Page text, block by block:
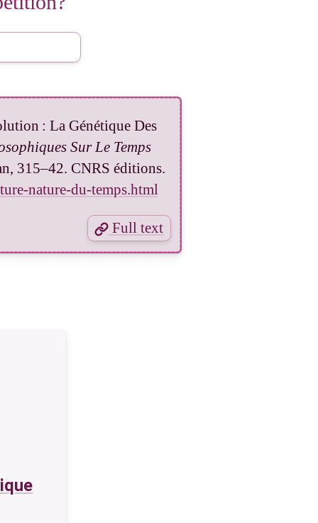
: La Génétique Des
Sur Le Temps
315–42. CNRS éditions.
nature-du-temps.html
Full text